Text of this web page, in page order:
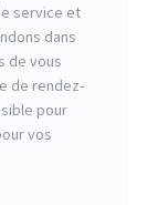
service et
dans
de vous
de rendez-
pour
vos